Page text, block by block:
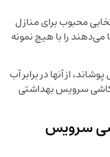
محبوب برای منازل
را با هیچ نمونه
از آنها در برابر آب
کاشی سرویس بهداشتی
سرویس